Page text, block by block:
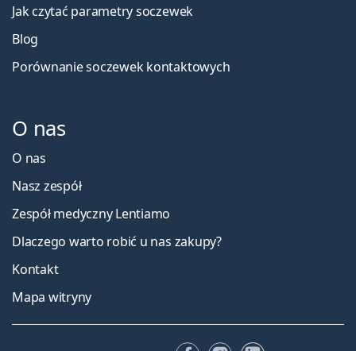
Jak czytać parametry soczewek
Blog
Porównanie soczewek kontaktowych
O nas
O nas
Nasz zespół
Zespół medyczny Lentiamo
Dlaczego warto robić u nas zakupy?
Kontakt
Mapa witryny